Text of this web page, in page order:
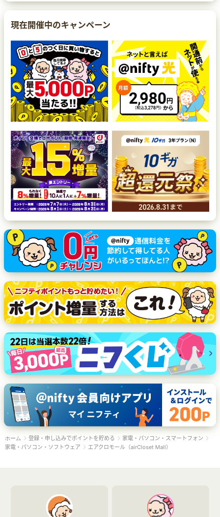
現在開催中のキャンペーン
ホーム 登録・申し込みでポイントを貯める
家電・パソコン・スマートフォン
家電・パソコン・ソフトウェア
エアクロモール（airCloset Mall）